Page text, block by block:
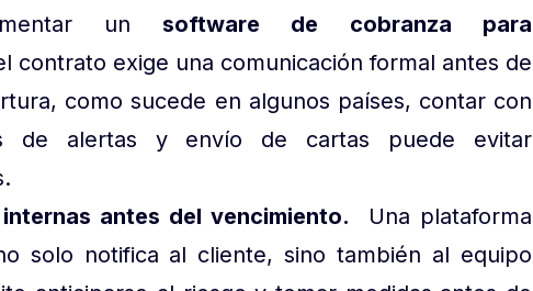
un software de cobranza para
contrato exige una comunicación formal antes de
como sucede en algunos países, contar con
de alertas y envío de cartas puede evitar
antes del vencimiento.
Una plataforma
solo notifica al cliente, sino también al equipo